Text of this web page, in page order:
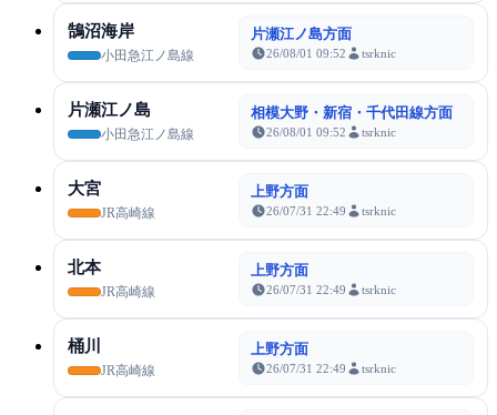
鵠沼海岸
小田急江ノ島線
片瀬江ノ島方面
26/08/01 09:52 tsrknic
片瀬江ノ島
小田急江ノ島線
相模大野・新宿・千代田線方面
26/08/01 09:52 tsrknic
大宮
JR高崎線
上野方面
26/07/31 22:49 tsrknic
北本
JR高崎線
上野方面
26/07/31 22:49 tsrknic
桶川
JR高崎線
上野方面
26/07/31 22:49 tsrknic